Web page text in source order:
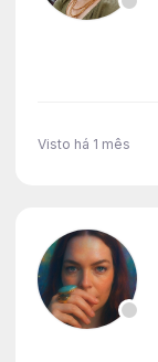
Visto há 1 mês